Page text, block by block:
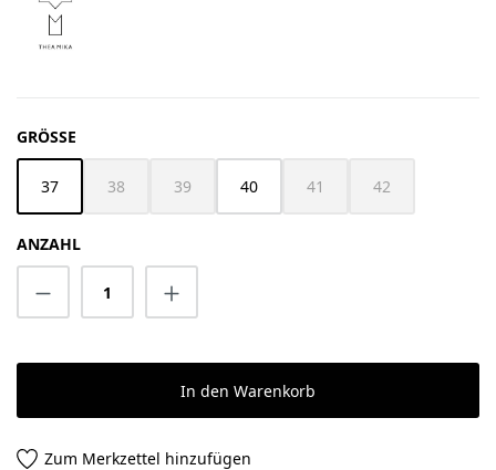
GRÖSSE
37 38
(Diese Option ist zurzeit nicht verfügbar.)
39
(Diese Option ist zurzeit nicht verfügbar.)
40 41
(Diese Option ist zurzeit
42
(Diese Option ist
ANZAHL
Produkt Anzahl: Gib den gewünschten
In den Warenkorb
Zum Merkzettel hinzufügen